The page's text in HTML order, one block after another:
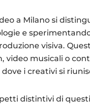
a Milano si
e
visiva.
video musicali o
i creativi si
distintivi di